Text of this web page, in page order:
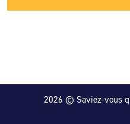
2026 © Saviez-vous